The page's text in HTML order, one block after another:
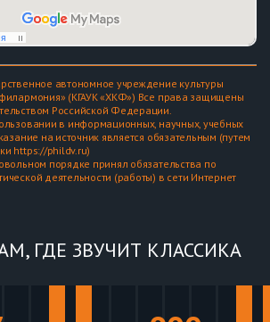
автономное учреждение культуры
(КГАУК «ХКФ») Все права защищены
Российской Федерации.
в информационных, научных, учебных
на источник является обязательным (путем
https://phildv.ru)
порядке принял обязательства по
деятельности (работы) в сети Интернет
ГДЕ ЗВУЧИТ КЛАССИКА